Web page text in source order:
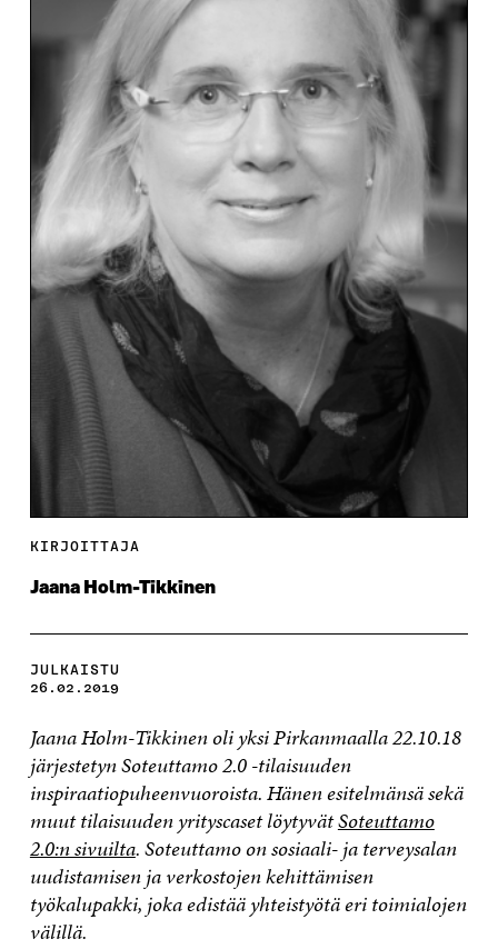
KIRJOITTAJA
Jaana Holm-Tikkinen
JULKAISTU
26.02.2019
Jaana Holm-Tikkinen oli yksi Pirkanmaalla 22.10.18
järjestetyn Soteuttamo 2.0 -tilaisuuden
inspiraatiopuheenvuoroista. Hänen esitelmänsä sekä
muut tilaisuuden yrityscaset löytyvätSoteuttamo
2.0:n sivuilta. Soteuttamo on sosiaali- ja terveysalan
uudistamisen ja verkostojen kehittämisen
työkalupakki, joka edistää yhteistyötä eri toimialojen
välillä.